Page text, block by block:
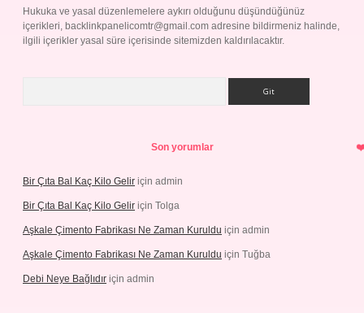
Hukuka ve yasal düzenlemelere aykırı olduğunu düşündüğünüz
içerikleri, backlinkpanelicomtr@gmail.com adresine bildirmeniz halinde,
ilgili içerikler yasal süre içerisinde sitemizden kaldırılacaktır.
Son yorumlar
Bir Çıta Bal Kaç Kilo Gelir için admin
Bir Çıta Bal Kaç Kilo Gelir için Tolga
Aşkale Çimento Fabrikası Ne Zaman Kuruldu için admin
Aşkale Çimento Fabrikası Ne Zaman Kuruldu için Tuğba
Debi Neye Bağlıdır için admin